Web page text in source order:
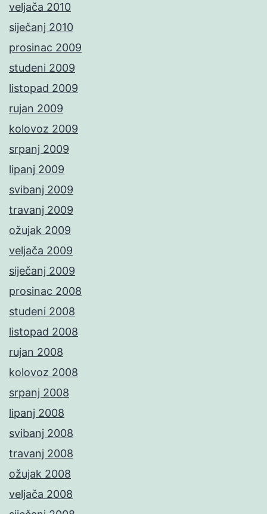
veljača 2010
siječanj 2010
prosinac 2009
studeni 2009
listopad 2009
rujan 2009
kolovoz 2009
srpanj 2009
lipanj 2009
svibanj 2009
travanj 2009
ožujak 2009
veljača 2009
siječanj 2009
prosinac 2008
studeni 2008
listopad 2008
rujan 2008
kolovoz 2008
srpanj 2008
lipanj 2008
svibanj 2008
travanj 2008
ožujak 2008
veljača 2008